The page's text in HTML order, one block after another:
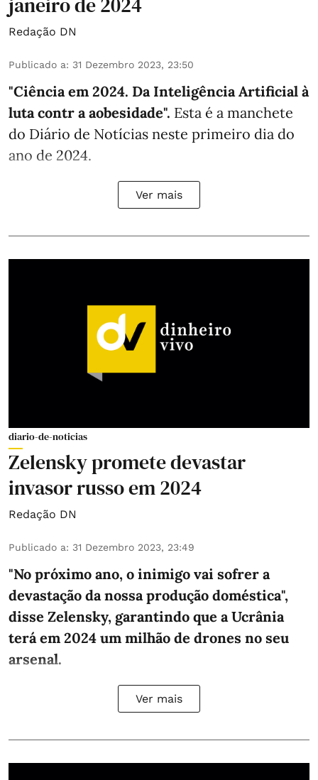
Redação DN
Publicado a: 31 Dezembro 2023, 23:50
"Ciência em 2024. Da Inteligência Artificial à
luta contr a aobesidade". Esta é a manchete
do Diário de Notícias neste primeiro dia do
ano de 2024.
Ver mais
diario-de-noticias
Zelensky promete devastar
invasor russo em 2024
Redação DN
Publicado a: 31 Dezembro 2023, 23:49
"No próximo ano, o inimigo vai sofrer a
devastação da nossa produção doméstica",
disse Zelensky, garantindo que a Ucrânia
terá em 2024 um milhão de drones no seu
arsenal.
Ver mais